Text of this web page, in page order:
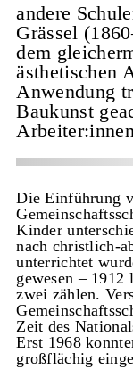
andere
Grässel
dem
ästhetischen
Anwendung
Baukunst
Die Einführung
Kinder
nach christlich-
unterrichtet
gewesen – 1912
zwei zählen.
Zeit des
Erst 1968
großflächig